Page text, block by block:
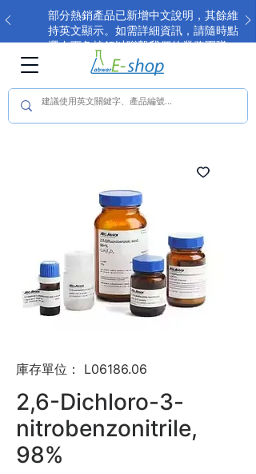
部分熱銷產品已新增中文說明，其餘維
持英文顯示。如需詳細資訊，請隨時點
選右下角按鈕以聯繫我們的業務團隊。
庫存單位： L06186.06
2,6-Dichloro-3-
nitrobenzonitrile,
98%